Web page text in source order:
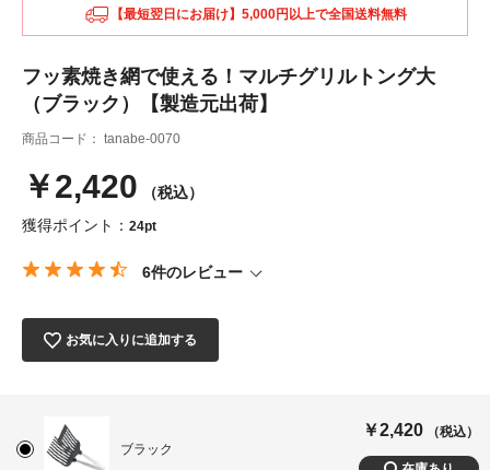
【最短翌日にお届け】5,000円以上で全国送料無料
フッ素焼き網で使える！マルチグリルトング大
（ブラック）【製造元出荷】
商品コード： tanabe-0070
￥2,420 （税込）
獲得ポイント： 24pt
6件のレビュー
お気に入りに追加する
ブラック
￥2,420 （税込）